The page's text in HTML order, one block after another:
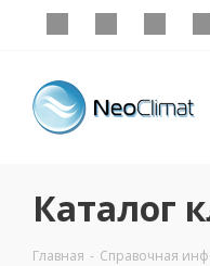
Каталог
Главная - Справочная